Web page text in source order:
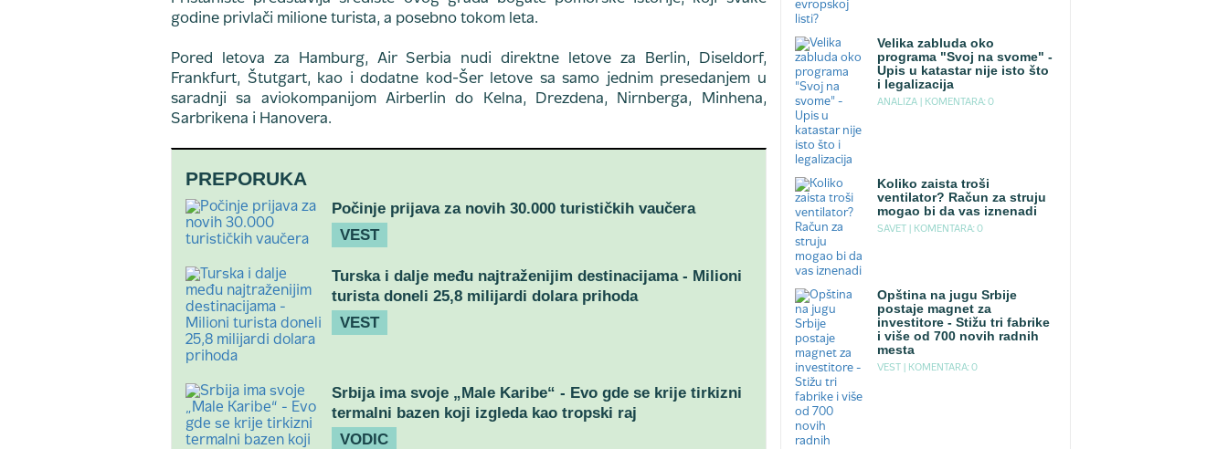
godine privlači milione turista, a posebno tokom leta.
Pored letova za Hamburg, Air Serbia nudi direktne letove za Berlin, Diseldorf,
Frankfurt, Štutgart, kao i dodatne kod-Šer letove sa samo jednim presedanjem u
saradnji sa aviokompanijom Airberlin do Kelna, Drezdena, Nirnberga, Minhena,
Sarbrikena i Hanovera.
PREPORUKA
Počinje prijava za novih 30.000 turističkih vaučera
VEST
Turska i dalje među najtraženijim destinacijama - Milioni
turista doneli 25,8 milijardi dolara prihoda
VEST
Srbija ima svoje „Male Karibe“ - Evo gde se krije tirkizni
termalni bazen koji izgleda kao tropski raj
VODIC
Velika zabluda oko
programa "Svoj na svome" -
Upis u katastar nije isto što
i legalizacija
ANALIZA | KOMENTARA: 0
Koliko zaista troši
ventilator? Račun za struju
mogao bi da vas iznenadi
SAVET | KOMENTARA: 0
Opština na jugu Srbije
postaje magnet za
investitore - Stižu tri fabrike
i više od 700 novih radnih
mesta
VEST | KOMENTARA: 0